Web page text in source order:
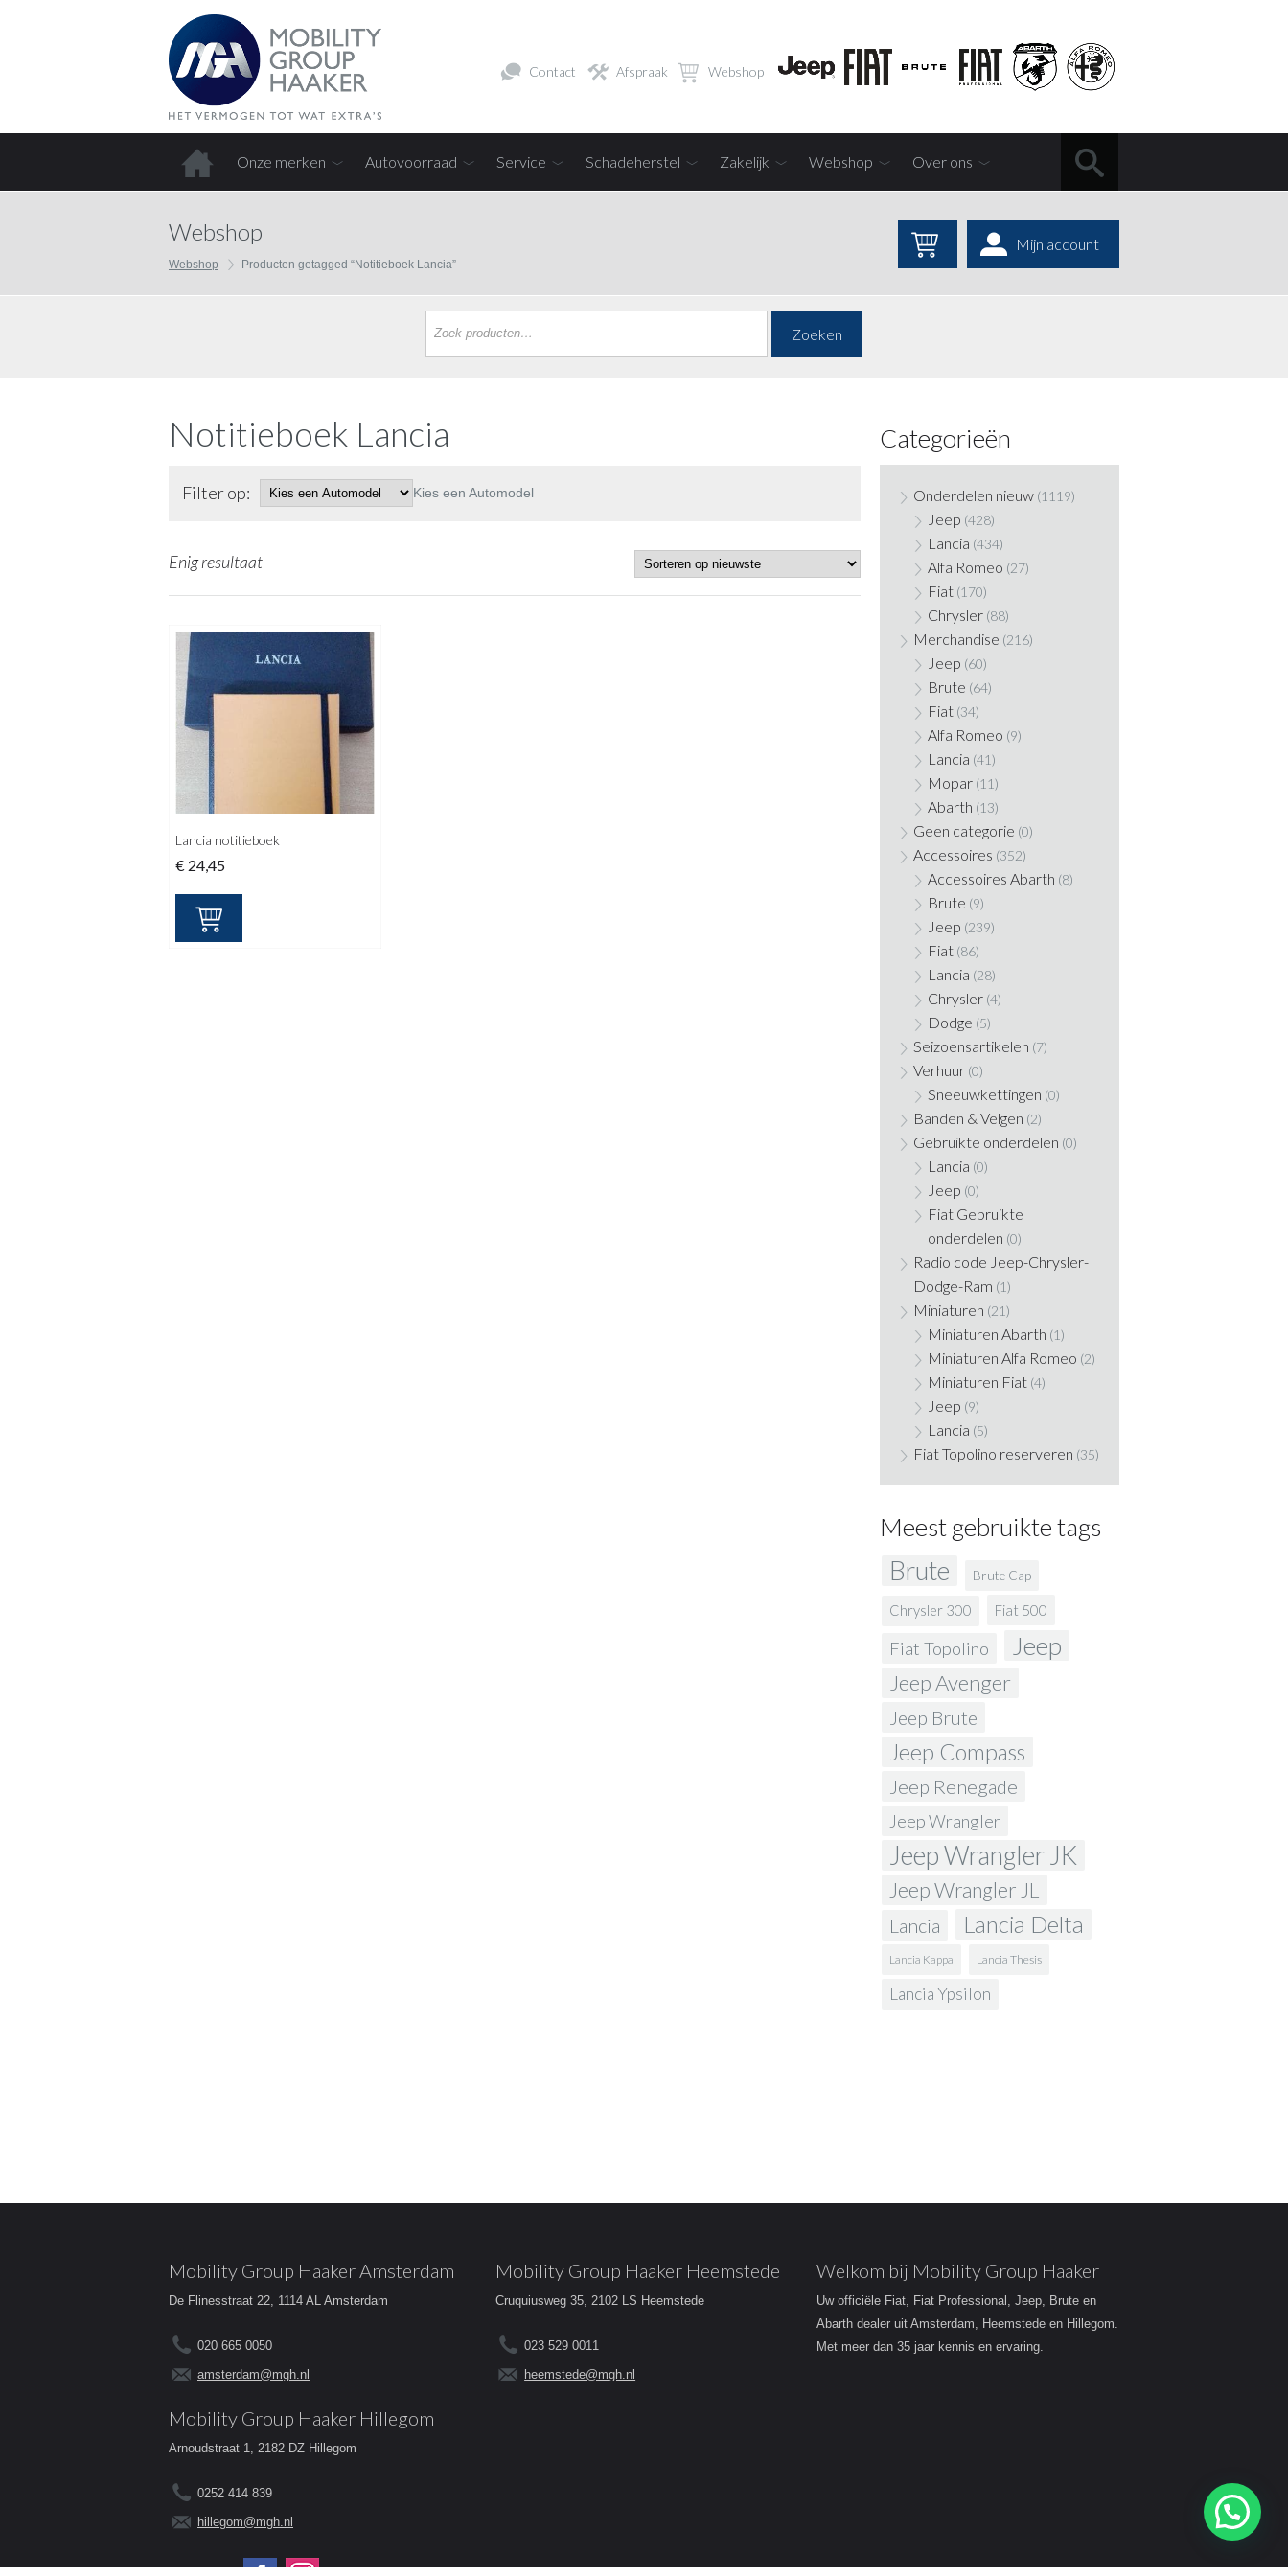
Contact Afspraak Webshop
Onze merken Autovoorraad Service Schadeherstel Zakelijk Webshop Over ons
Webshop
Webshop Producten getagged “Notitieboek Lancia”
Mijn account
Zoeken
Notitieboek Lancia
Filter op: Kies een Automodel
Enig resultaat
Lancia notitieboek
€ 24,45
Categorieën
Onderdelen nieuw (1119)
Jeep (428)
Lancia (434)
Alfa Romeo (27)
Fiat (170)
Chrysler (88)
Merchandise (216)
Jeep (60)
Brute (64)
Fiat (34)
Alfa Romeo (9)
Lancia (41)
Mopar (11)
Abarth (13)
Geen categorie (0)
Accessoires (352)
Accessoires Abarth (8)
Brute (9)
Jeep (239)
Fiat (86)
Lancia (28)
Chrysler (4)
Dodge (5)
Seizoensartikelen (7)
Verhuur (0)
Sneeuwkettingen (0)
Banden & Velgen (2)
Gebruikte onderdelen (0)
Lancia (0)
Jeep (0)
Fiat Gebruikte
onderdelen (0)
Radio code Jeep-Chrysler-
Dodge-Ram (1)
Miniaturen (21)
Miniaturen Abarth (1)
Miniaturen Alfa Romeo (2)
Miniaturen Fiat (4)
Jeep (9)
Lancia (5)
Fiat Topolino reserveren (35)
Meest gebruikte tags
Brute Brute Cap
Chrysler 300 Fiat 500
Fiat Topolino Jeep
Jeep Avenger
Jeep Brute
Jeep Compass
Jeep Renegade
Jeep Wrangler
Jeep Wrangler JK
Jeep Wrangler JL
Lancia Lancia Delta
Lancia Kappa Lancia Thesis
Lancia Ypsilon
Mobility Group Haaker Amsterdam
De Flinesstraat 22, 1114 AL Amsterdam
020 665 0050
amsterdam@mgh.nl
Mobility Group Haaker Heemstede
Cruquiusweg 35, 2102 LS Heemstede
023 529 0011
heemstede@mgh.nl
Mobility Group Haaker Hillegom
Arnoudstraat 1, 2182 DZ Hillegom
0252 414 839
hillegom@mgh.nl
Volg ons op:
Welkom bij Mobility Group Haaker
Uw officiële Fiat, Fiat Professional, Jeep, Brute en
Abarth dealer uit Amsterdam, Heemstede en Hillegom.
Met meer dan 35 jaar kennis en ervaring.